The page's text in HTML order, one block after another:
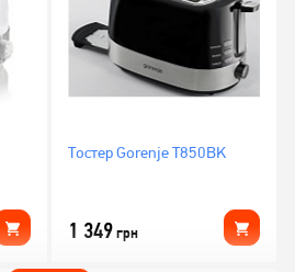
Тостер Gorenje T850BK
1 349грн